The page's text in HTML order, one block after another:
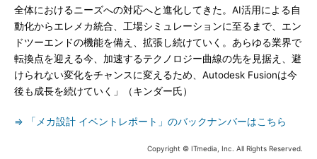
全体におけるニーズへの対応へと進化してきた。AI活用による自
動化からエレメカ統合、工場シミュレーションに至るまで、エン
ドツーエンドの機能を備え、拡張し続けていく。あらゆる業界で
転換点を迎える今、加速するテクノロジー曲線の先を見据え、避
けられない変化をチャンスに変えるため、Autodesk Fusionは今
後も成長を続けていく」（キンダー氏）
⇒ 「メカ設計 イベントレポート」のバックナンバーはこちら
Copyright © ITmedia, Inc. All Rights Reserved.